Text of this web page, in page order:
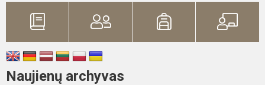
Naujienų archyvas